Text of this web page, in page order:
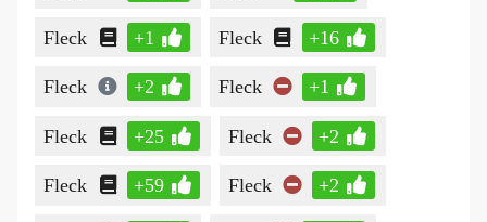
Fleck +1 Fleck +16
Fleck +2 Fleck +1
Fleck +25 Fleck +2
Fleck +59 Fleck +2